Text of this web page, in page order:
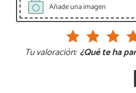
Añade una imagen
Tu valoración: ¿Qué te ha